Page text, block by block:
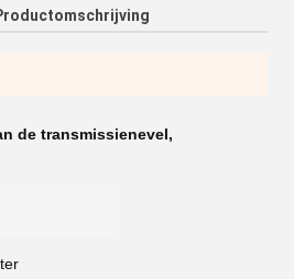
de transmissienevel,